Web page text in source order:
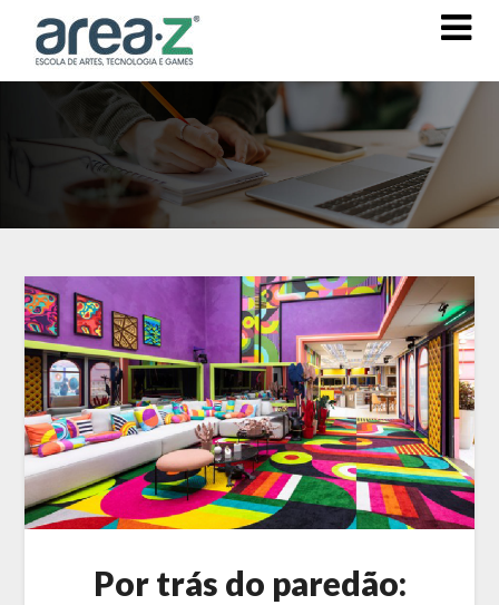
Por trás do paredão: